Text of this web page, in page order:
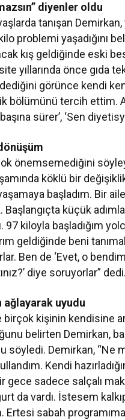
diyenler oldu
tanışan Demirkan,
problemi yaşadığını
kış geldiğinde eski
yıllarında önce gıda
görünce kendi
bölümünü tercih ettim.
sürer’, ‘Sen
önemsemediğini
köklü bir
yaşamaya başladım. Bir
Başlangıçta küçük
kiloyla başladığım
geldiğinde beni
Ben de ‘Evet, o
diye soruyorlar” dedi.
ağlayarak uyudu
kişinin kendisine
belirten Demirkan,
söyledi. Demirkan, “Ne
Kendi
gece sadece salçalı
da vardı. İstesem
sabah